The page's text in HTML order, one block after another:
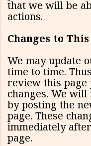
that we will be
actions.
Changes to
We may update
time to time.
review this
changes. We
by posting the
page. These
immediately
page.